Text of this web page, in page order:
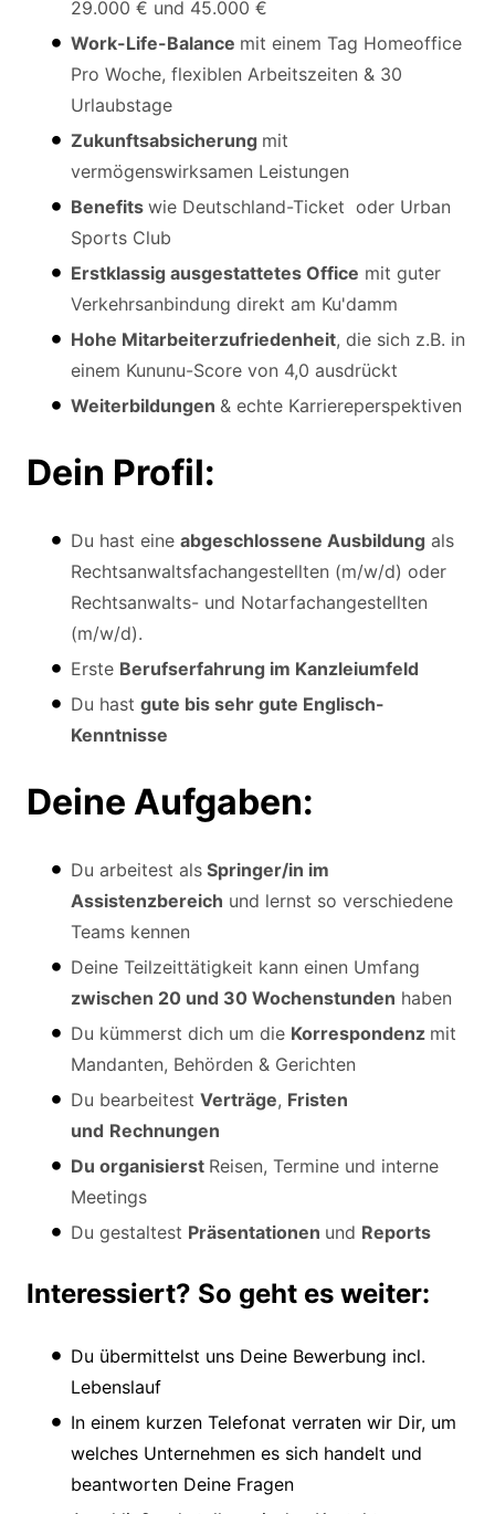
29.000 € und 45.000 €
Work-Life-Balance mit einem Tag Homeoffice
Pro Woche, flexiblen Arbeitszeiten & 30
Urlaubstage
Zukunftsabsicherung mit
vermögenswirksamen Leistungen
Benefits wie Deutschland-Ticket oder Urban
Sports Club
Erstklassig ausgestattetes Office mit guter
Verkehrsanbindung direkt am Ku'damm
Hohe Mitarbeiterzufriedenheit, die sich z.B. in
einem Kununu-Score von 4,0 ausdrückt
Weiterbildungen & echte Karriereperspektiven
Dein Profil:
Du hast eine abgeschlossene Ausbildung als
Rechtsanwaltsfachangestellten (m/w/d) oder
Rechtsanwalts- und Notarfachangestellten
(m/w/d).
Erste Berufserfahrung im Kanzleiumfeld
Du hast gute bis sehr gute Englisch-
Kenntnisse
Deine Aufgaben:
Du arbeitest als Springer/in im
Assistenzbereich und lernst so verschiedene
Teams kennen
Deine Teilzeittätigkeit kann einen Umfang
zwischen 20 und 30 Wochenstunden haben
Du kümmerst dich um die Korrespondenz mit
Mandanten, Behörden & Gerichten
Du bearbeitest Verträge, Fristen
und Rechnungen
Du organisierst Reisen, Termine und interne
Meetings
Du gestaltest Präsentationen und Reports
Interessiert? So geht es weiter:
Du übermittelst uns Deine Bewerbung incl.
Lebenslauf
In einem kurzen Telefonat verraten wir Dir, um
welches Unternehmen es sich handelt und
beantworten Deine Fragen